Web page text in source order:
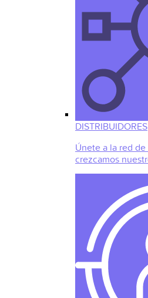
DISTRIBUIDORES
Únete a la red
crezcamos